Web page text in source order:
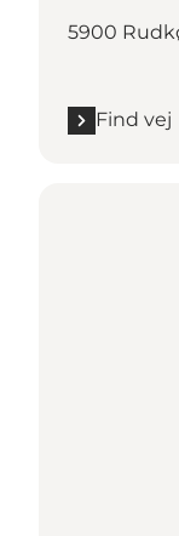
5900
Find vej